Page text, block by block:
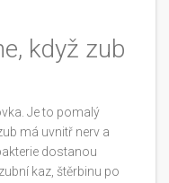
když zub
Je to pomalý
má uvnitř nerv a
dostanou
kaz, štěrbinu po